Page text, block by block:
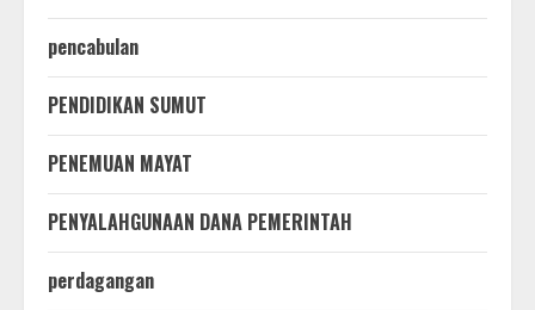
pencabulan
PENDIDIKAN SUMUT
PENEMUAN MAYAT
PENYALAHGUNAAN DANA PEMERINTAH
perdagangan